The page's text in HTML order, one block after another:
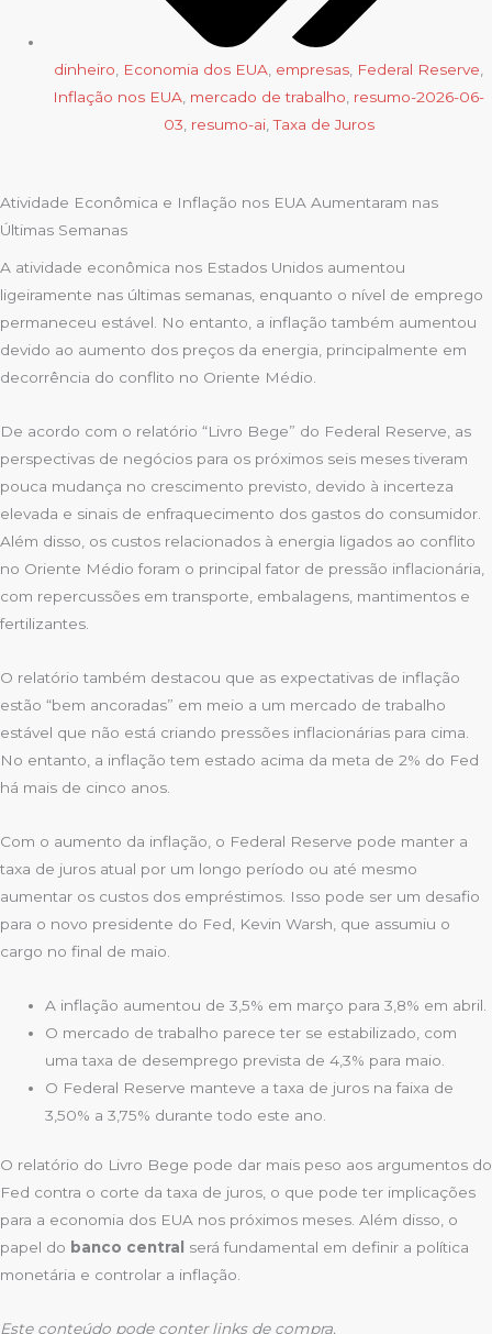
dinheiro Economia dos EUA empresas Federal Reserve
Inflação nos EUA mercado de trabalho resumo-2026-06-
03 resumo-ai,Taxa de Juros
Atividade Econômica e Inflação nos EUA Aumentaram nas
Últimas Semanas
A atividade econômica nos Estados Unidos aumentou
ligeiramente nas últimas semanas, enquanto o nível de emprego
permaneceu estável. No entanto, a inflação também aumentou
devido ao aumento dos preços da energia, principalmente em
decorrência do conflito no Oriente Médio.
De acordo com o relatório “Livro Bege” do Federal Reserve, as
perspectivas de negócios para os próximos seis meses tiveram
pouca mudança no crescimento previsto, devido à incerteza
elevada e sinais de enfraquecimento dos gastos do consumidor.
Além disso, os custos relacionados à energia ligados ao conflito
no Oriente Médio foram o principal fator de pressão inflacionária,
com repercussões em transporte, embalagens, mantimentos e
fertilizantes.
O relatório também destacou que as expectativas de inflação
estão “bem ancoradas” em meio a um mercado de trabalho
estável que não está criando pressões inflacionárias para cima.
No entanto, a inflação tem estado acima da meta de 2% do Fed
há mais de cinco anos.
Com o aumento da inflação, o Federal Reserve pode manter a
taxa de juros atual por um longo período ou até mesmo
aumentar os custos dos empréstimos. Isso pode ser um desafio
para o novo presidente do Fed, Kevin Warsh, que assumiu o
cargo no final de maio.
A inflação aumentou de 3,5% em março para 3,8% em abril.
O mercado de trabalho parece ter se estabilizado, com
uma taxa de desemprego prevista de 4,3% para maio.
O Federal Reserve manteve a taxa de juros na faixa de
3,50% a 3,75% durante todo este ano.
O relatório do Livro Bege pode dar mais peso aos argumentos do
Fed contra o corte da taxa de juros, o que pode ter implicações
para a economia dos EUA nos próximos meses. Além disso, o
papel do banco central
será fundamental em definir a política
monetária e controlar a inflação.
Este conteúdo pode conter links de compra.